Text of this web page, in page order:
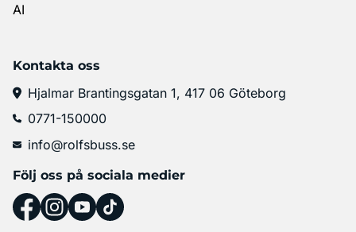
AI
Kontakta oss
Hjalmar Brantingsgatan 1, 417 06 Göteborg
0771-150000
info@rolfsbuss.se
Följ oss på sociala medier